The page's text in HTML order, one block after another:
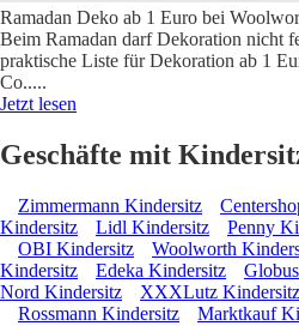
Ramadan Deko ab 1 Euro bei
Beim Ramadan darf Dekoration nicht
praktische Liste für Dekoration ab 1
Co.....
Jetzt lesen
Geschäfte mit
Zimmermann Kindersitz
Kindersitz
Lidl Kindersitz Penny
OBI Kindersitz
Woolworth
Kindersitz
Edeka Kindersitz
Nord Kindersitz
XXXLutz Kindersitz
Rossmann Kindersitz
Marktkauf